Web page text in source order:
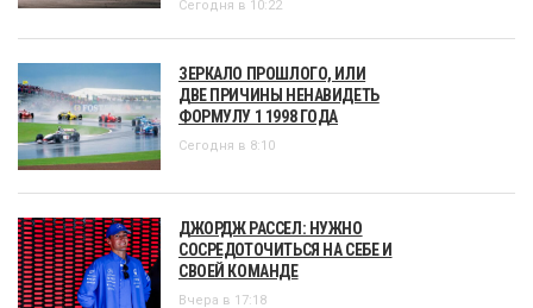
Сегодня в 10:22
ЗЕРКАЛО ПРОШЛОГО, ИЛИ
ДВЕ ПРИЧИНЫ НЕНАВИДЕТЬ
ФОРМУЛУ 1 1998 ГОДА
Сегодня в 8:10
ДЖОРДЖ РАССЕЛ: НУЖНО
СОСРЕДОТОЧИТЬСЯ НА СЕБЕ И
СВОЕЙ КОМАНДЕ
Вчера в 17:18